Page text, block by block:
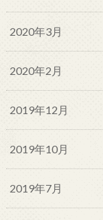
2020年3月
2020年2月
2019年12月
2019年10月
2019年7月